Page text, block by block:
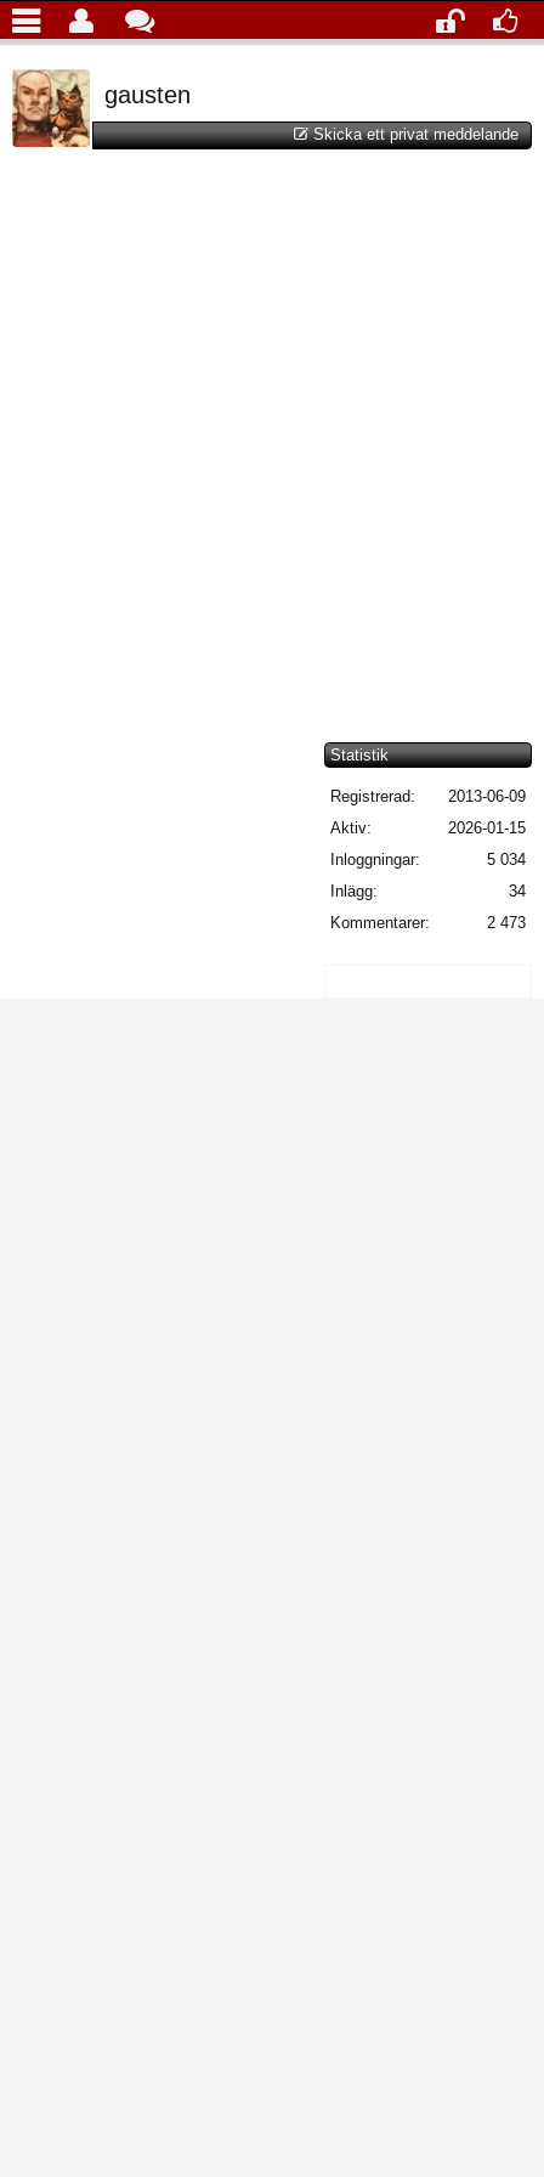
gausten
Skicka ett privat meddelande
Statistik
Registrerad:
2013-06-09
Aktiv:
2026-01-15
Inloggningar:
5 034
Inlägg:
34
Kommentarer:
2 473